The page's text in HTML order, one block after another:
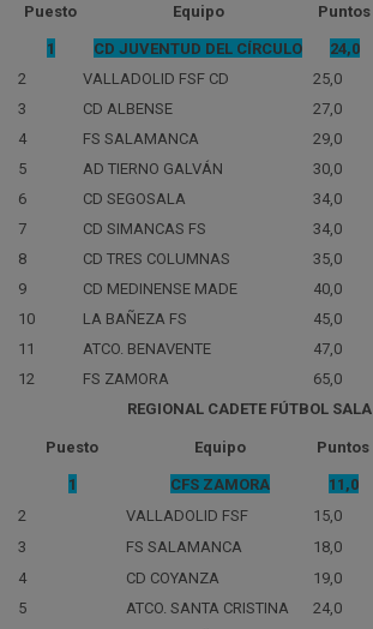
Puesto Equipo Puntos
1 CD JUVENTUD DEL CÍRCULO
24,0
2
VALLADOLID FSF CD
25,0
3
CD ALBENSE
27,0
4
FS SALAMANCA
29,0
5
AD TIERNO GALVÁN
30,0
6
CD SEGOSALA
34,0
7
CD SIMANCAS FS
34,0
8
CD TRES COLUMNAS
35,0
9
CD MEDINENSE MADE
40,0
10
LA BAÑEZA FS
45,0
11
ATCO. BENAVENTE
47,0
12
FS ZAMORA
65,0
REGIONAL CADETE FÚTBOL SALA
Puesto Equipo Puntos
1 CFS ZAMORA
11,0
2
VALLADOLID FSF
15,0
3
FS SALAMANCA
18,0
4
CD COYANZA
19,0
5
ATCO. SANTA CRISTINA
24,0